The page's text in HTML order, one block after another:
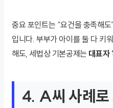
중요 포인트는 “요건을 충족해
입니다. 부부가 아이를 둘 다 키
해도, 세법상 기본공제는 대표자
4. A씨 사례로